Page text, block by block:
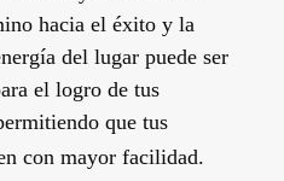
hacia el éxito y la
del lugar puede ser
el logro de tus
que tus
con mayor facilidad.